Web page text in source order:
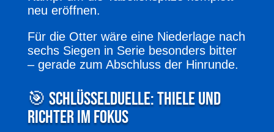
neu eröffnen.
Für die Otter wäre eine Niederlage nach
sechs Siegen in Serie besonders bitter
– gerade zum Abschluss der Hinrunde.
🎯 Schlüsselduelle: Thiele und
Richter im Fokus